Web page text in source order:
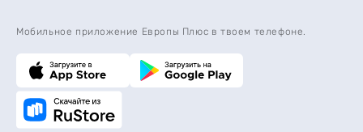
Мобильное приложение Европы Плюс в твоем телефоне.